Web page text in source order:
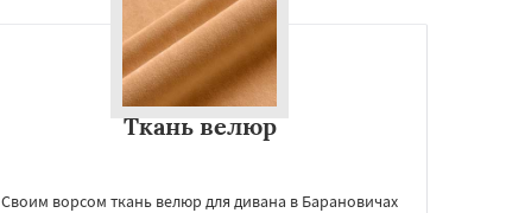
Ткань велюр
Своим ворсом ткань велюр для дивана в Барановичах